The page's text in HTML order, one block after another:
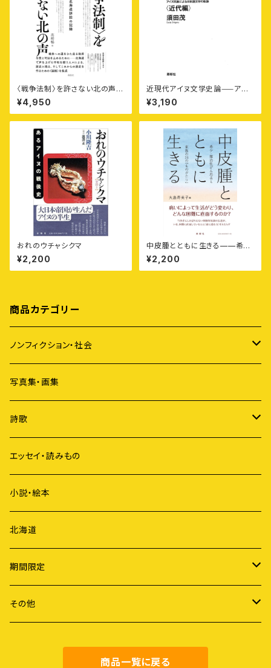
〈戦争法制〉を許さない北の声
——安保法制違憲北海道訴訟
の記録
¥4,950
近現代アイヌ文学史論⸺アイ
ヌ民族による日本語文学の軌跡
〈近代編〉
¥3,190
おれのウチャシクマ
¥2,200
中皮腫とともに生きる——希
少・難治性がん患者と家族の26
の「ものがたり」
¥2,200
商品カテゴリー
ノンフィクション・社会
アイヌ
原発
ジェンダー
歴史
国際社会
ライフスタイル
労働
写真集・画集
詩歌
短歌
俳句
詩
エッセイ・読みもの
小説・絵本
北海道
期間限定
謝恩セール
その他
商品一覧に戻る